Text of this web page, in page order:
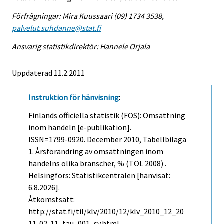
Förfrågningar: Mira Kuussaari (09) 1734 3538,
palvelut.suhdanne@stat.fi
Ansvarig statistikdirektör: Hannele Orjala
Uppdaterad 11.2.2011
Instruktion för hänvisning:
Finlands officiella statistik (FOS): Omsättning
inom handeln [e-publikation].
ISSN=1799-0920. December 2010, Tabellbilaga
1. Årsförändring av omsättningen inom
handelns olika branscher, % (TOL 2008) .
Helsingfors: Statistikcentralen [hänvisat:
6.8.2026].
Åtkomstsätt:
http://stat.fi/til/klv/2010/12/klv_2010_12_20